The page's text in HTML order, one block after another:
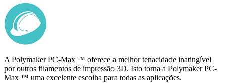
A Polymaker PC-Max ™ oferece a melhor tenacidade inatingível
por outros filamentos de impressão 3D. Isto torna a Polymaker PC-
Max ™ uma excelente escolha para todas as aplicações.